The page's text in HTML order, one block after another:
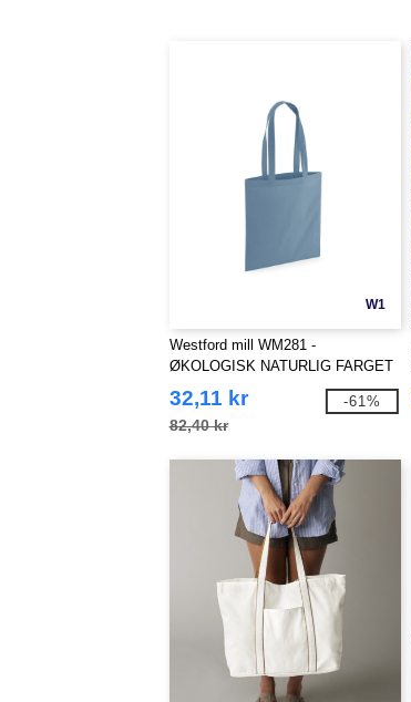
W1
Westford mill WM281 -
ØKOLOGISK NATURLIG FARGET
BAG FOR LIVET
32,11 kr
82,40 kr
-61%